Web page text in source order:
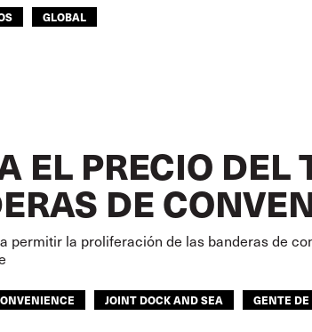
GLOBAL
EL PRECIO DEL
DE
la proliferación de las banderas de
JOINT DOCK AND SEA
GENTE